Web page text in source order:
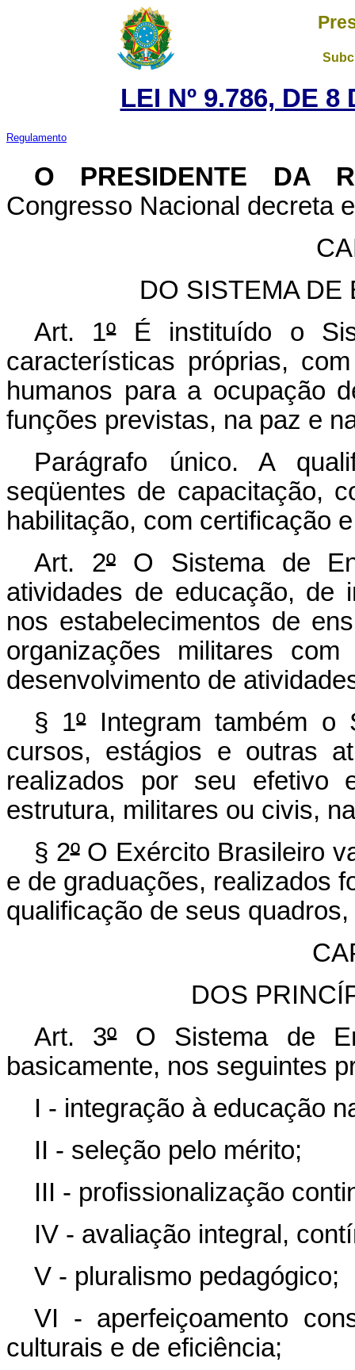
LEI Nº 9.786, DE 8
Regulamento
O PRESIDENTE DA
Congresso Nacional decreta
DO SISTEMA DE
Art. 1ºÉ instituído o
características próprias,
humanos para a ocupação
funções previstas, na paz e
Parágrafo único. A
seqüentes de capacitação,
habilitação, com certificação
Art. 2ºO Sistema de
atividades de educação, de
nos estabelecimentos de
organizações militares
desenvolvimento de
§ 1ºIntegram também o
cursos, estágios e outras
realizados por seu efetivo
estrutura, militares ou civis,
§ 2ºO Exército Brasileiro
e de graduações, realizados
qualificação de seus
DOS
Art. 3º
O Sistema de
basicamente, nos seguintes
I - integração à educação
II - seleção pelo mérito;
III - profissionalização
IV - avaliação integral,
V - pluralismo pedagógico;
VI - aperfeiçoamento
culturais e de eficiência;